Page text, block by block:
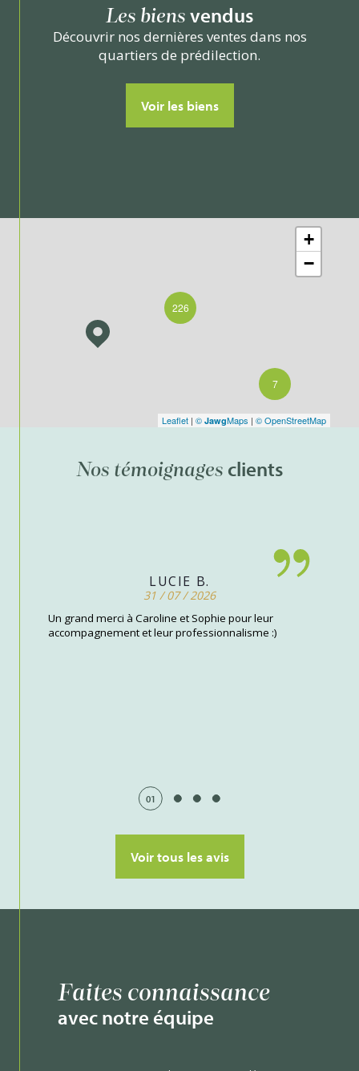
7
226
+
−
Leaflet | © JawgMaps | © OpenStreetMap
Les biens vendus
Découvrir nos dernières ventes dans nos
quartiers de prédilection.
Voir les biens
Nos témoignages clients
LUCIE B.
31 / 07 / 2026
Un grand merci à Caroline et Sophie pour leur
accompagnement et leur professionnalisme :)
01
Voir tous les avis
Faites connaissance
avec notre équipe